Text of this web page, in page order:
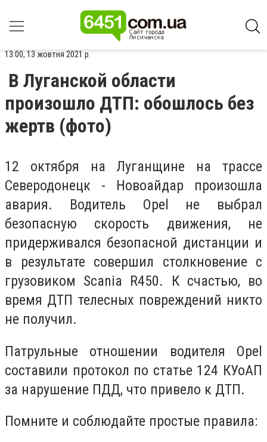
13:00, 13 жовтня 2021 р.
В Луганской области
произошло ДТП: обошлось без
жертв (фото)
12 октября на Луганщине на трассе
Северодонецк - Новоайдар произошла
авария. Водитель Оpel не выбрал
безопасную скорость движения, не
придерживался безопасной дистанции и
в результате совершил столкновение с
грузовиком Scania R450. К счастью, во
время ДТП телесных повреждений никто
не получил.
Патрульные отношении водителя Оpel
составили протокол по статье 124 КУоАП
за нарушение ПДД, что привело к ДТП.
Помните и соблюдайте простые правила: